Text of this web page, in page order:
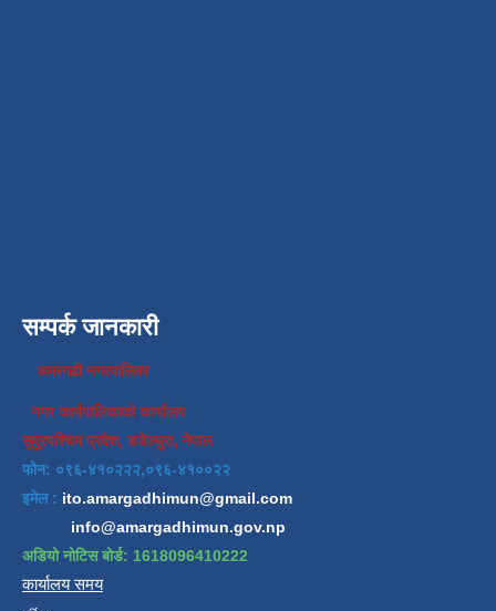
सम्पर्क जानकारी
अमरगढी नगरपालिका
नगर कार्यपालिकाको कार्यालय
सुदुरपश्चिम प्रदेश, डडेल्धुरा, नेपाल
फोन: ०९६-४१०२२२,०९६-४१००२२
इमेल : ito.amargadhimun@gmail.com
info@amargadhimun.gov.np
अडियो नोटिस बोर्ड: 1618096410222
कार्यालय समय